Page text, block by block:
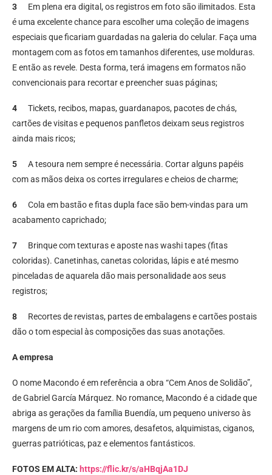
3 Em plena era digital, os registros em foto são ilimitados. Esta
é uma excelente chance para escolher uma coleção de imagens
especiais que ficariam guardadas na galeria do celular. Faça uma
montagem com as fotos em tamanhos diferentes, use molduras.
E então as revele. Desta forma, terá imagens em formatos não
convencionais para recortar e preencher suas páginas;
4 Tickets, recibos, mapas, guardanapos, pacotes de chás,
cartões de visitas e pequenos panfletos deixam seus registros
ainda mais ricos;
5 A tesoura nem sempre é necessária. Cortar alguns papéis
com as mãos deixa os cortes irregulares e cheios de charme;
6 Cola em bastão e fitas dupla face são bem-vindas para um
acabamento caprichado;
7 Brinque com texturas e aposte nas washi tapes (fitas
coloridas). Canetinhas, canetas coloridas, lápis e até mesmo
pinceladas de aquarela dão mais personalidade aos seus
registros;
8 Recortes de revistas, partes de embalagens e cartões postais
dão o tom especial às composições das suas anotações.
A empresa
O nome Macondo é em referência a obra “Cem Anos de Solidão”,
de Gabriel García Márquez. No romance, Macondo é a cidade que
abriga as gerações da família Buendía, um pequeno universo às
margens de um rio com amores, desafetos, alquimistas, ciganos,
guerras patrióticas, paz e elementos fantásticos.
FOTOS EM ALTA: https://flic.kr/s/aHBqjAa1DJ